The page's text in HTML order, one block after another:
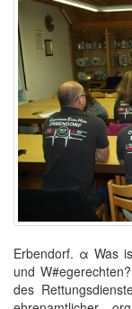
Erbendorf. α Was
und
des